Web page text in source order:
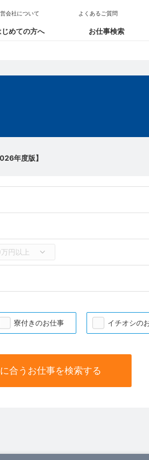
じめての方へ お仕事検索
会社について よくあるご質問
年度版】
寮付きのお仕事 イチオシの
合うお仕事を検索する